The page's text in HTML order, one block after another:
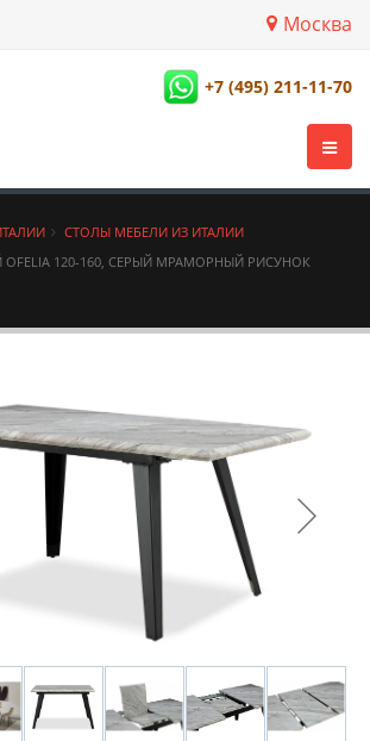
Москва
+7 (495) 211-11-70
СТОЛЫ МЕБЕЛИ ИЗ ИТАЛИИ
120-160, СЕРЫЙ МРАМОРНЫЙ РИСУНОК